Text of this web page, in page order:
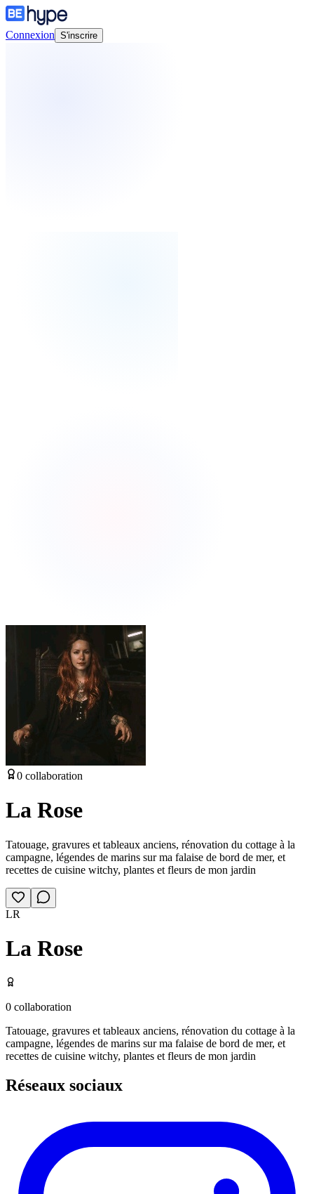
Connexion S'inscrire
0 collaboration
La Rose
Tatouage, gravures et tableaux anciens, rénovation du cottage à la
campagne, légendes de marins sur ma falaise de bord de mer, et
recettes de cuisine witchy, plantes et fleurs de mon jardin
LR
La Rose
0 collaboration
Tatouage, gravures et tableaux anciens, rénovation du cottage à la
campagne, légendes de marins sur ma falaise de bord de mer, et
recettes de cuisine witchy, plantes et fleurs de mon jardin
Réseaux sociaux